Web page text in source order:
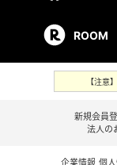
ROOM
【注意
新規会員
法人の
企業情報 個